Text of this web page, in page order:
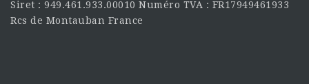
Siret : 949.461.933.00010 Numéro TVA : FR17949461933
Rcs de Montauban France